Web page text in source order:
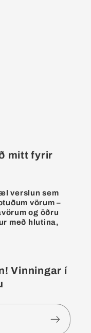
mitt fyrir
verslun sem
vörum –
og öðru
með hlutina,
Vinningar í